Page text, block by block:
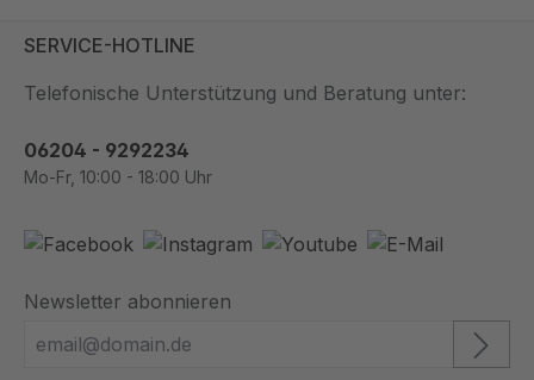
SERVICE-HOTLINE
Telefonische Unterstützung und Beratung unter:
06204 - 9292234
Mo-Fr, 10:00 - 18:00 Uhr
Newsletter abonnieren